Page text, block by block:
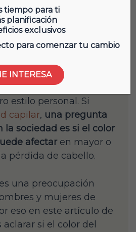
de mi pelo en la
las personas, y
con nuestra
estilo personal. Si
capilar, una pregunta
la sociedad es si el color
afectar en mayor o
pérdida de cabello.
es una preocupación
y mujeres de
eso en este artículo de
si el color del
tiempo para ti
planificación
exclusivos
para comenzar tu cambio
INTERESA